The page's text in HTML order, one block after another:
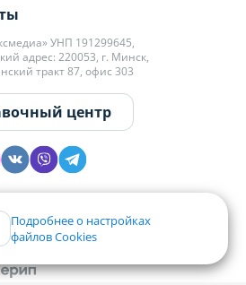
УНП 191299645,
адрес: 220053, г. Минск,
тракт 87, офис 303
центр
Подробнее о настройках
файлов Cookies